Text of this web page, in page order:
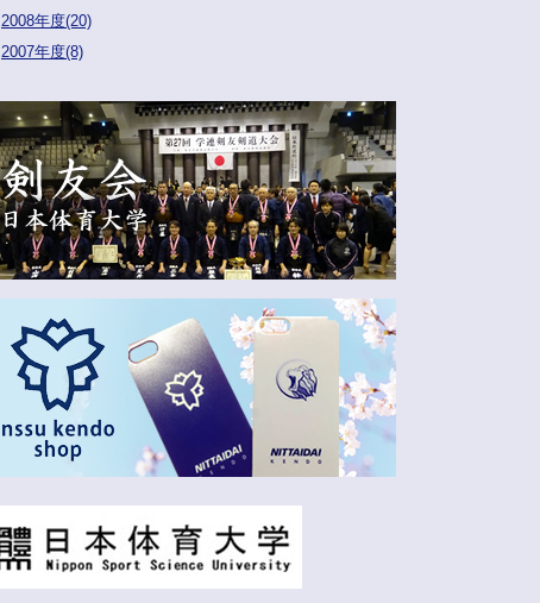
2008年度(20)
2007年度(8)